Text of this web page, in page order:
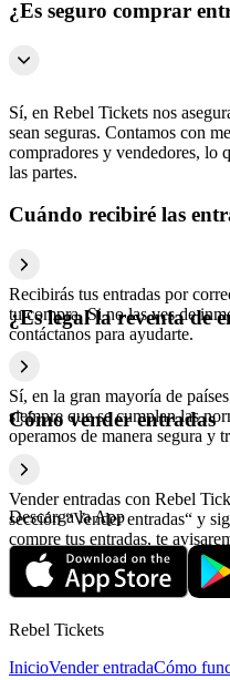
¿Es seguro comprar
Sí, en Rebel Tickets nos
sean seguras. Contamos con
compradores y vendedores, lo
las partes.
Cuándo recibiré las
Recibirás tus entradas por
tu compra. Si no las ves de
contáctanos para ayudarte.
¿Es legal la reventa de
Sí, en la gran mayoría de
siempre que se cumplan las
operamos de manera segura y
Cómo vender entradas
Vender entradas con Rebel
sección “Vender entradas“ y
compre tus entradas, te
confirmación con la
Descarga la App
Rebel Tickets
InicioVender entradaCómo